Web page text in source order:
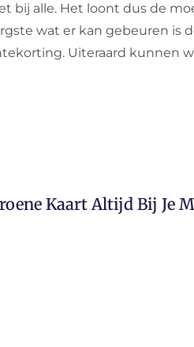
bij alle. Het loont dus de
wat er kan gebeuren is
Uiteraard kunnen